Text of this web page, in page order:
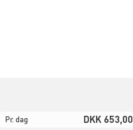
Pr. dag DKK 653,00